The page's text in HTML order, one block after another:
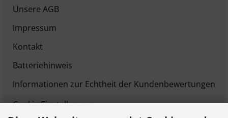
Unsere AGB
Impressum
Kontakt
Batteriehinweis
Informationen zur Echtheit der Kundenbewertungen
Cookie Einstellungen